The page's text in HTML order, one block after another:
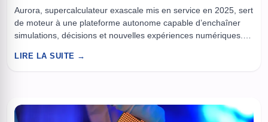
Aurora, supercalculateur exascale mis en service en 2025, sert
de moteur à une plateforme autonome capable d’enchaîner
simulations, décisions et nouvelles expériences numériques.
souvent la découverte de matériaux, de catalyseurs ou de
LIRE LA SUITE →